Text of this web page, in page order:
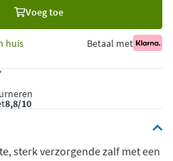
Voeg toe
huis Betaal met
8,8/10
sterk verzorgende zalf met een